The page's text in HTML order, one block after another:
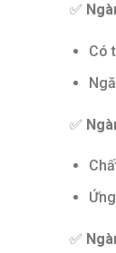
✅
Có
✅
✅